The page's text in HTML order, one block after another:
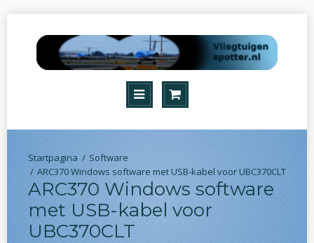
Software
ARC370 Windows software met USB-kabel voor UBC370CLT
ARC370 Windows software
met USB-kabel voor
UBC370CLT